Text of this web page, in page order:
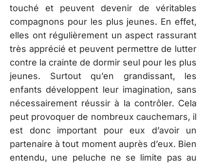
touché et peuvent devenir de véritables
compagnons pour les plus jeunes. En effet,
elles ont régulièrement un aspect rassurant
très apprécié et peuvent permettre de lutter
contre la crainte de dormir seul pour les plus
jeunes. Surtout qu’en grandissant, les
enfants développent leur imagination, sans
nécessairement réussir à la contrôler. Cela
peut provoquer de nombreux cauchemars, il
est donc important pour eux d’avoir un
partenaire à tout moment auprès d’eux. Bien
entendu, une peluche ne se limite pas au